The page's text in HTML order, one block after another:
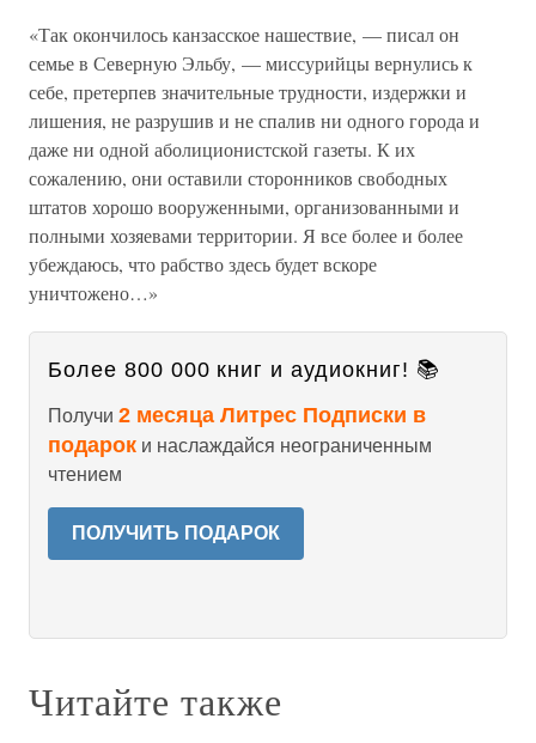
«Так окончилось канзасское нашествие, — писал он
семье в Северную Эльбу, — миссурийцы вернулись к
себе, претерпев значительные трудности, издержки и
лишения, не разрушив и не спалив ни одного города и
даже ни одной аболиционистской газеты. К их
сожалению, они оставили сторонников свободных
штатов хорошо вооруженными, организованными и
полными хозяевами территории. Я все более и более
убеждаюсь, что рабство здесь будет вскоре
уничтожено…»
Более 800 000 книг и аудиокниг! 📚
Получи 2 месяца Литрес Подписки в
подарок и наслаждайся неограниченным
чтением
ПОЛУЧИТЬ ПОДАРОК
Читайте также